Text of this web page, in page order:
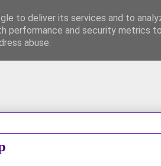
FB 700 PLN premii!
to deliver its services and to
performance and security metrics
abuse.